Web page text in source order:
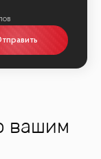
вашим